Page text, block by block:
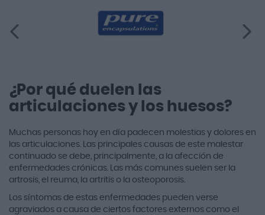
¿Por qué duelen las
articulaciones y los huesos?
Muchas personas hoy en día padecen molestias y dolores en
las articulaciones. Las principales causas de este malestar
continuado se debe, principalmente, a la afección de
enfermedades crónicas. Las más comunes suelen ser la
artrosis, el reuma, la artritis o la osteoporosis.
Los síntomas de estas enfermedades pueden verse
agraviados a causa de ciertos factores externos como el